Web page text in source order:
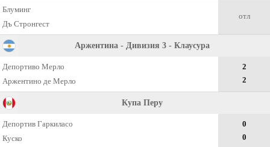
Блуминг
Дъ Стронгест
отл
Аржентина - Дивизия 3 - Клаусура
Депортиво Мерло
Аржентино де Мерло
2
2
Купа Перу
Депортив Гаркиласо
Куско
0
0